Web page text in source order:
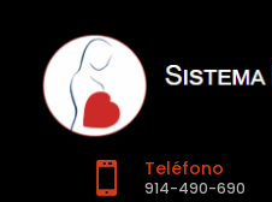
 Teléfono
914-490-690